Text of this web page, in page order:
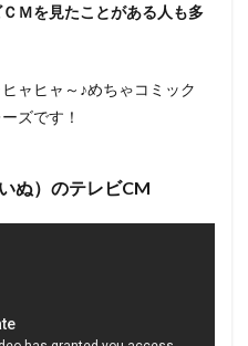
Ｍを見たことがある人も多
ャヒャ～♪めちゃコミック
ズです！
ぬ）のテレビCM